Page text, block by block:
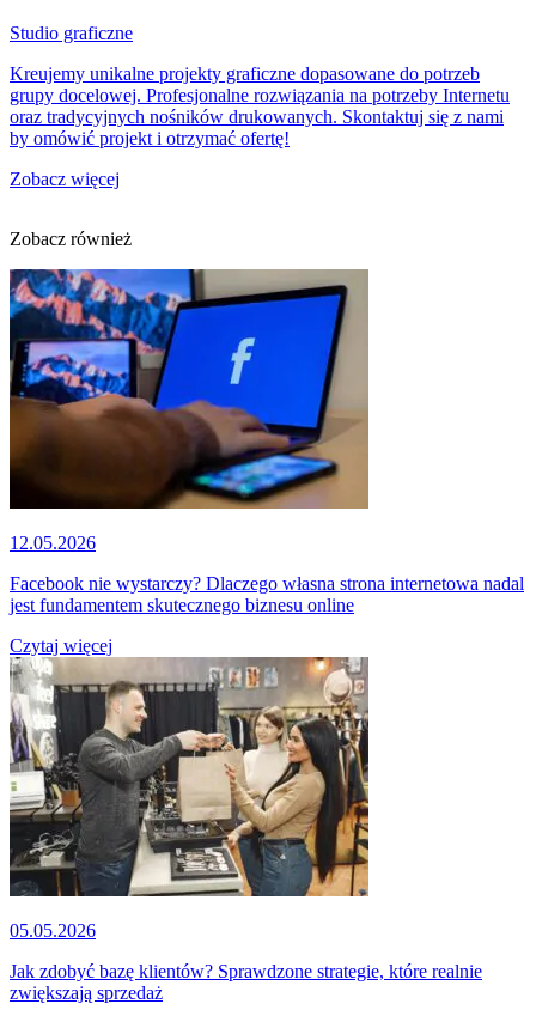
Studio graficzne
Kreujemy unikalne projekty graficzne dopasowane do potrzeb
grupy docelowej. Profesjonalne rozwiązania na potrzeby Internetu
oraz tradycyjnych nośników drukowanych. Skontaktuj się z nami
by omówić projekt i otrzymać ofertę!
Zobacz więcej
Zobacz również
12.05.2026
Facebook nie wystarczy? Dlaczego własna strona internetowa nadal
jest fundamentem skutecznego biznesu online
Czytaj więcej
05.05.2026
Jak zdobyć bazę klientów? Sprawdzone strategie, które realnie
zwiększają sprzedaż